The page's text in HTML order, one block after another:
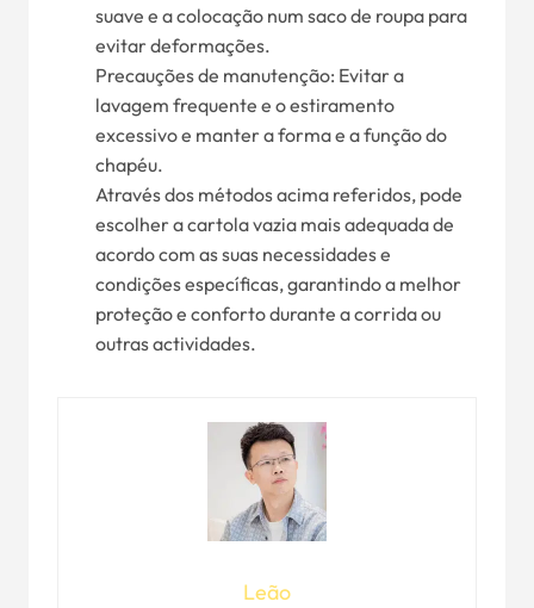
suave e a colocação num saco de roupa para
evitar deformações.
Precauções de manutenção: Evitar a
lavagem frequente e o estiramento
excessivo e manter a forma e a função do
chapéu.
Através dos métodos acima referidos, pode
escolher a cartola vazia mais adequada de
acordo com as suas necessidades e
condições específicas, garantindo a melhor
proteção e conforto durante a corrida ou
outras actividades.
Leão